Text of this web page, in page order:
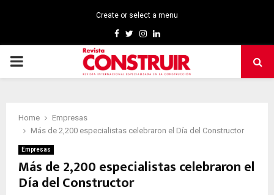
Create or select a menu
Facebook
TwitterInstagram
Linkedin
PRIMARY
Home
Empresas
Más de 2,200 especialistas celebraron el Día del Constructor
Empresas
Más de 2,200 especialistas celebraron el
Día del Constructor